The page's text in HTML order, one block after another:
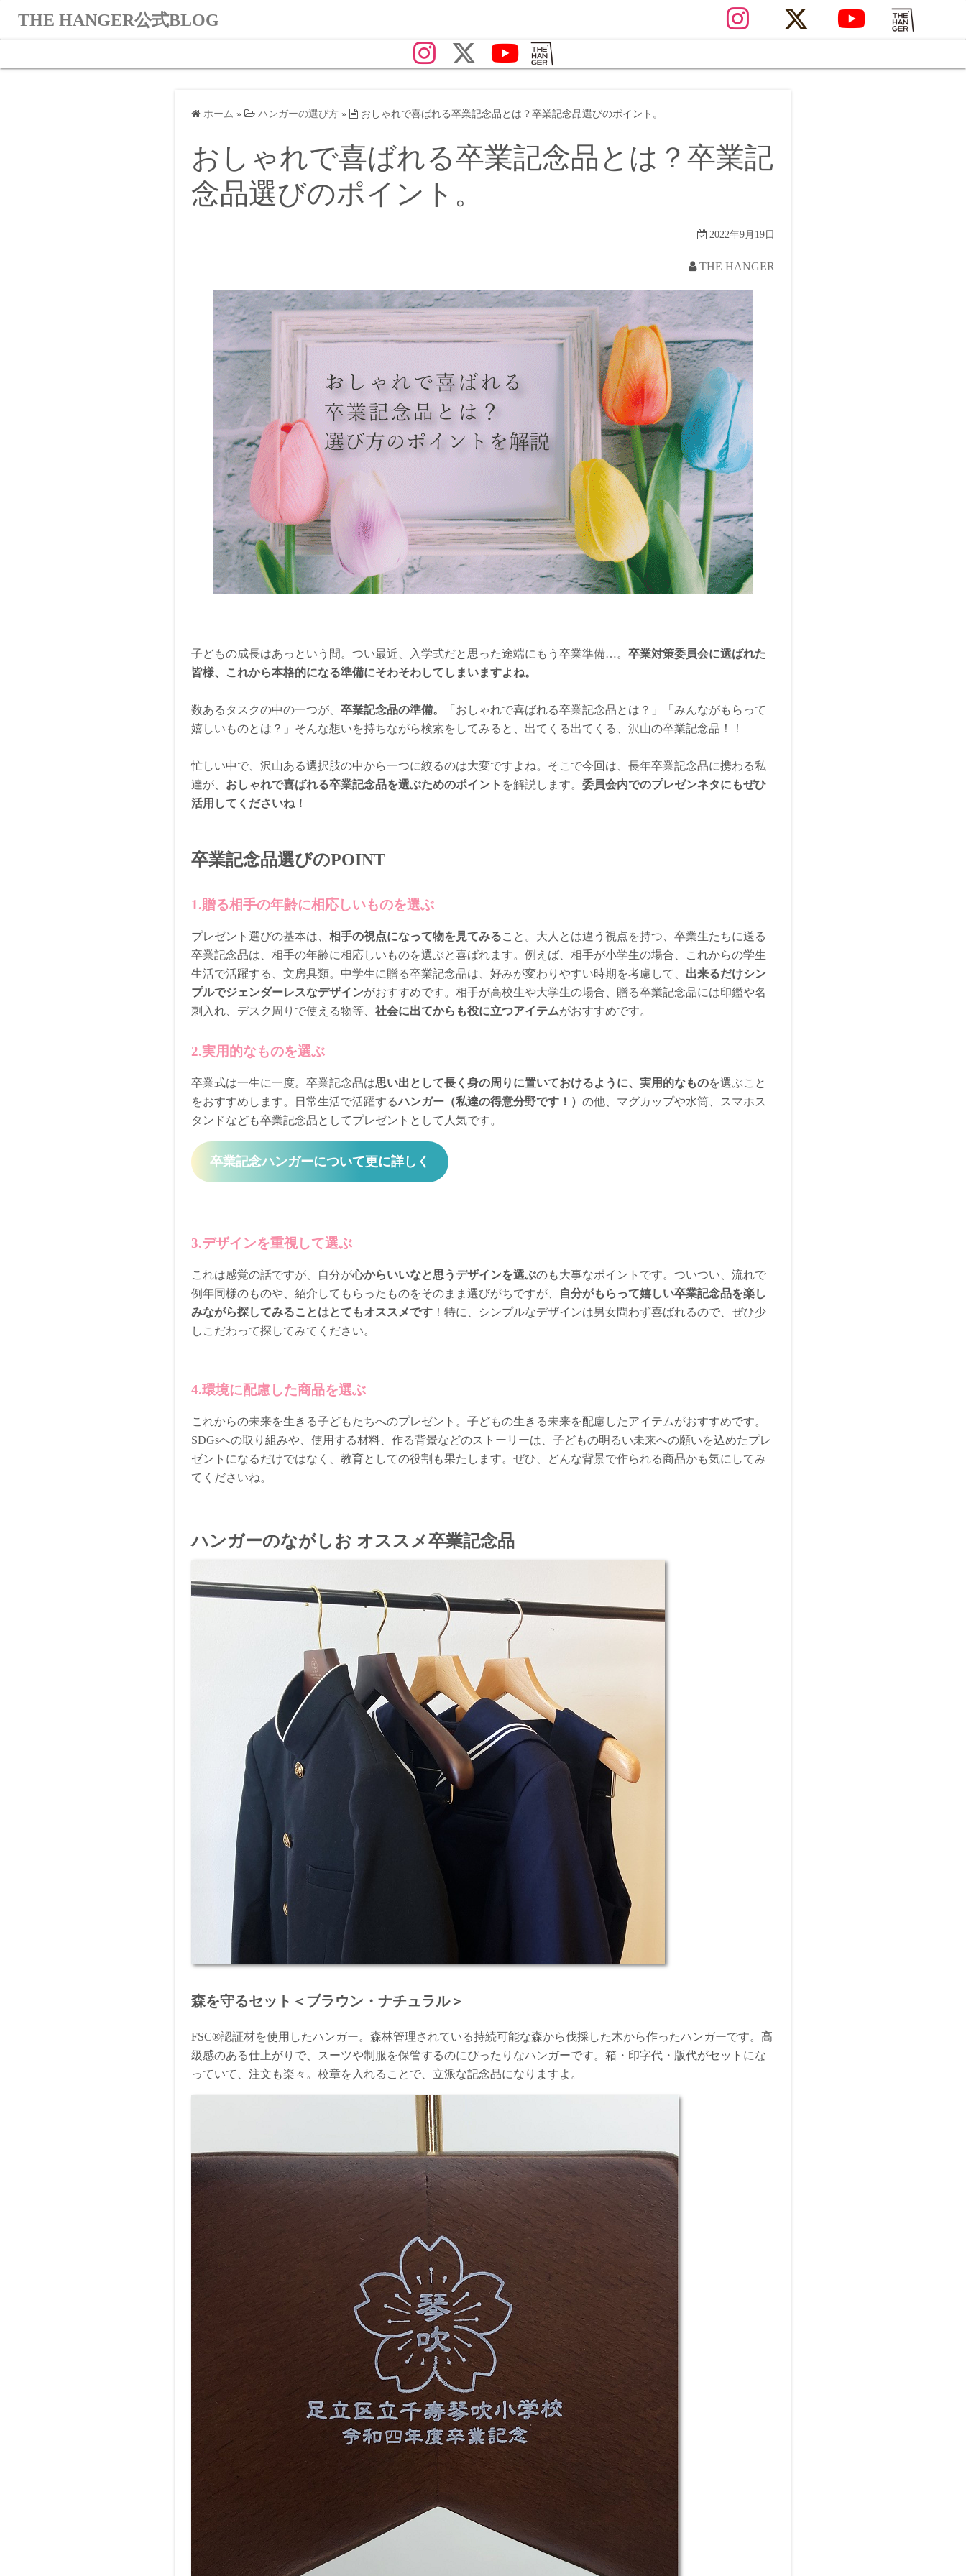
THE HANGER公式BLOG
ホーム » ハンガーの選び方 » おしゃれで喜ばれる卒業記念品とは？卒業記念品選びのポイント。
おしゃれで喜ばれる卒業記念品とは？卒業記
念品選びのポイント。
2022年9月19日
THE HANGER
子どもの成長はあっという間。つい最近、入学式だと思った途端にもう卒業準備…。 卒業対策委員会に選ばれた
皆様、これから本格的になる準備にそわそわしてしまいますよね。
数あるタスクの中の一つが、 卒業記念品の準備。
「おしゃれで喜ばれる卒業記念品とは？」「みんながもらって
嬉しいものとは？」そんな想いを持ちながら検索をしてみると、出てくる出てくる、沢山の卒業記念品！！
忙しい中で、沢山ある選択肢の中から一つに絞るのは大変ですよね。そこで今回は、長年卒業記念品に携わる私
達が、 おしゃれで喜ばれる卒業記念品を選ぶためのポイント を解説します。 委員会内でのプレゼンネタにもぜひ
活用してくださいね！
卒業記念品選びのPOINT
1.贈る相手の年齢に相応しいものを選ぶ
プレゼント選びの基本は、 相手の視点になって物を見てみること。大人とは違う視点を持つ、卒業生たちに送る
卒業記念品は、相手の年齢に相応しいものを選ぶと喜ばれます。例えば、相手が小学生の場合、これからの学生
生活で活躍する、文房具類。中学生に贈る卒業記念品は、好みが変わりやすい時期を考慮して、 出来るだけシン
プルでジェンダーレスなデザインがおすすめです。相手が高校生や大学生の場合、贈る卒業記念品には印鑑や名
刺入れ、デスク周りで使える物等、 社会に出てからも役に立つアイテムがおすすめです。
2.実用的なものを選ぶ
卒業式は一生に一度。卒業記念品は思い出として長く身の周りに置いておけるように、実用的なものを選ぶこと
をおすすめします。日常生活で活躍するハンガー（私達の得意分野です！） の他、マグカップや水筒、スマホス
タンドなども卒業記念品としてプレゼントとして人気です。
卒業記念ハンガーについて更に詳しく
3.デザインを重視して選ぶ
これは感覚の話ですが、自分が心からいいなと思うデザインを選ぶのも大事なポイントです。ついつい、流れで
例年同様のものや、紹介してもらったものをそのまま選びがちですが、
自分がもらって嬉しい卒業記念品を楽し
みながら探してみることはとてもオススメです ！特に、シンプルなデザインは男女問わず喜ばれるので、ぜひ少
しこだわって探してみてください。
4.環境に配慮した商品を選ぶ
これからの未来を生きる子どもたちへのプレゼント。子どもの生きる未来を配慮したアイテムがおすすめです。
SDGsへの取り組みや、使用する材料、作る背景などのストーリーは、子どもの明るい未来への願いを込めたプレ
ゼントになるだけではなく、教育としての役割も果たします。ぜひ、どんな背景で作られる商品かも気にしてみ
てくださいね。
ハンガーのながしお オススメ卒業記念品
森を守るセット＜ブラウン・ナチュラル＞
FSC®認証材を使用したハンガー。森林管理されている持続可能な森から伐採した木から作ったハンガーです。高
級感のある仕上がりで、スーツや制服を保管するのにぴったりなハンガーです。箱・印字代・版代がセットにな
っていて、注文も楽々。校章を入れることで、立派な記念品になりますよ。